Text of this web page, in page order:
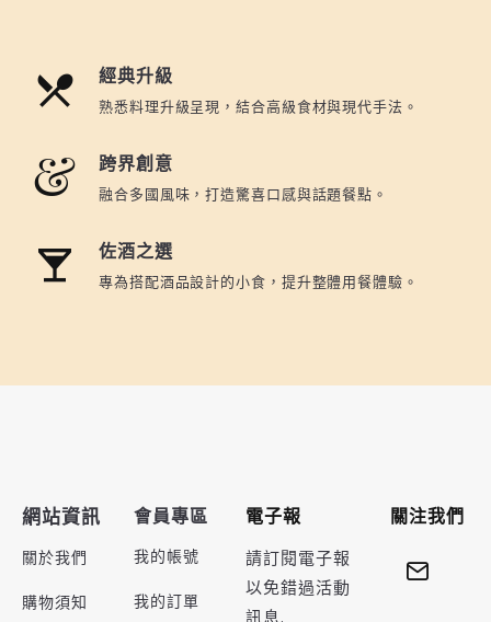
經典升級
熟悉料理升級呈現，結合高級食材與現代手法。
跨界創意
融合多國風味，打造驚喜口感與話題餐點。
佐酒之選
專為搭配酒品設計的小食，提升整體用餐體驗。
網站資訊
關於我們
購物須知
會員專區
我的帳號
我的訂單
電子報
請訂閱電子報
以免錯過活動
訊息.
關注我們